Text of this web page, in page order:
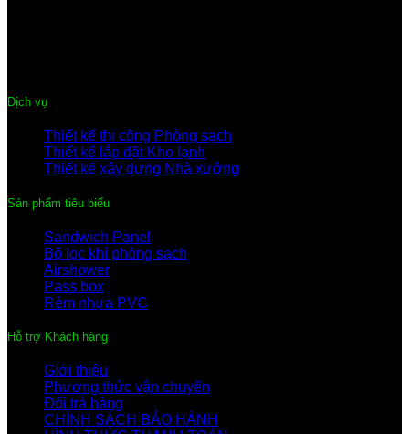
Dịch vụ
Thiết kế thi công Phòng sạch
Thiết kế lắp đặt Kho lạnh
Thiết kế xây dựng Nhà xưởng
Sản phẩm tiêu biểu
Sandwich Panel
Bộ lọc khí phòng sạch
Airshower
Pass box
Rèm nhựa PVC
Hỗ trợ Khách hàng
Giới thiệu
Phương thức vận chuyển
Đổi trả hàng
CHÍNH SÁCH BẢO HÀNH